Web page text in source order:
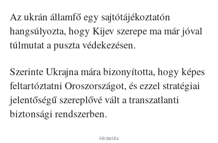
Az ukrán államfő egy sajtótájékoztatón
hangsúlyozta, hogy Kijev szerepe ma már jóval
túlmutat a puszta védekezésen.
Szerinte Ukrajna mára bizonyította, hogy képes
feltartóztatni Oroszországot, és ezzel stratégiai
jelentőségű szereplővé vált a transzatlanti
biztonsági rendszerben.
Hirdetés